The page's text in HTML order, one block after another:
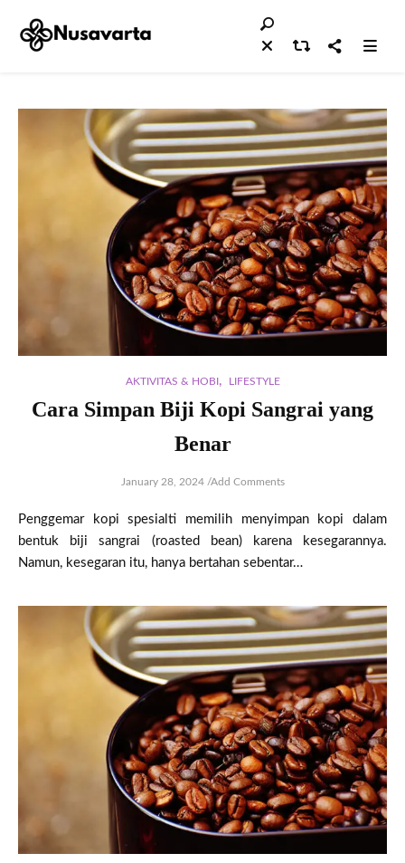
AKTIVITAS & HOBI , LIFESTYLE
Cara Simpan Biji Kopi Sangrai yang
Benar
January 28, 2024 /Add Comments
Penggemar kopi spesialti memilih menyimpan kopi dalam
bentuk biji sangrai (roasted bean) karena kesegarannya.
Namun, kesegaran itu, hanya bertahan sebentar…